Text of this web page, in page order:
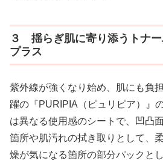
３ 揺らぎ肌に寄り添うトナ
プラス
紫外線が強くなり始め、肌にも負
躍の『PURIPIA（ピュリピア）』
は異なる使用感のシートで、凹凸
箇所や肌汚れの拭き取りとして、
燥が気になる箇所の部分パックと